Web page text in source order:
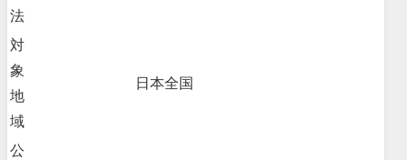
法
対
象
地
域
日本全国
公